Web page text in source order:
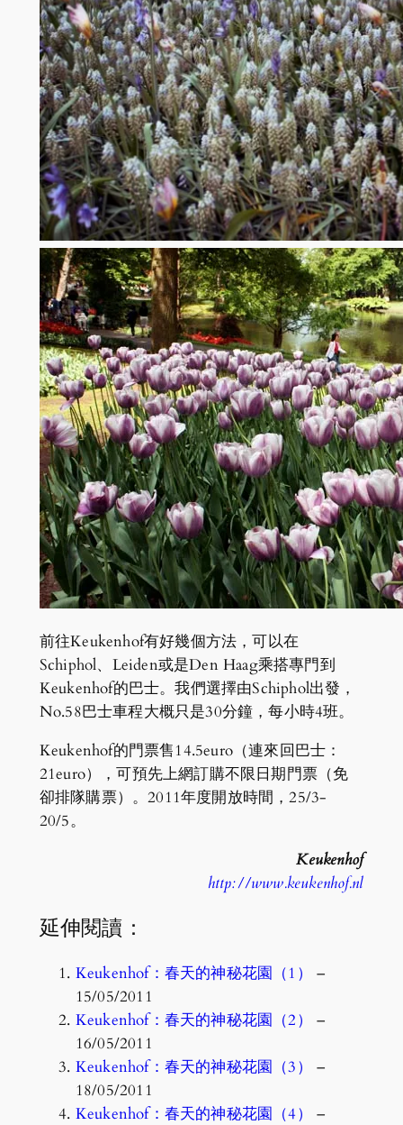
前往Keukenhof有好幾個方法，可以在
Schiphol、Leiden或是Den Haag乘搭專門到
Keukenhof的巴士。我們選擇由Schiphol出發，
No.58巴士車程大概只是30分鐘，每小時4班。
Keukenhof的門票售14.5euro（連來回巴士：
21euro），可預先上網訂購不限日期門票（免
卻排隊購票）。2011年度開放時間，25/3-
20/5。
Keukenhof
http://www.keukenhof.nl
延伸閱讀：
Keukenhof：春天的神秘花園（1）
–
15/05/2011
Keukenhof：春天的神秘花園（2）
–
16/05/2011
Keukenhof：春天的神秘花園（3）
–
18/05/2011
Keukenhof：春天的神秘花園（4）
–